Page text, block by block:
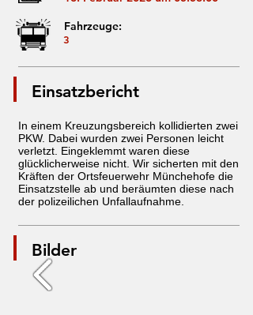
Fahrzeuge:
3
Einsatzbericht
In einem Kreuzungsbereich kollidierten zwei
PKW. Dabei wurden zwei Personen leicht
verletzt. Eingeklemmt waren diese
glücklicherweise nicht. Wir sicherten mit den
Kräften der Ortsfeuerwehr Münchehofe die
Einsatzstelle ab und beräumten diese nach
der polizeilichen Unfallaufnahme.
Bilder